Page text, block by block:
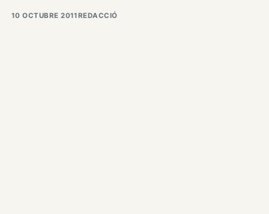
10 OCTUBRE 2011REDACCIÓ